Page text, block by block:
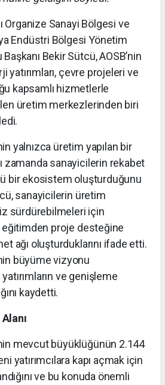
Organize Sanayi Bölgesi ve
Endüstri Bölgesi Yönetim
Bekir Sütcü, AOSB’nin
yatırımları, çevre projeleri ve
kapsamlı hizmetlerle
üretim merkezlerinden biri
yalnızca üretim yapılan bir
zamanda sanayicilerin rekabet
bir ekosistem oluşturduğunu
sanayicilerin üretim
sürdürebilmeleri için
eğitimden proje desteğine
ağı oluşturduklarını ifade etti.
büyüme vizyonu
ve genişleme
kaydetti.
mevcut büyüklüğünün 2.144
yatırımcılara kapı açmak için
ve bu konuda önemli